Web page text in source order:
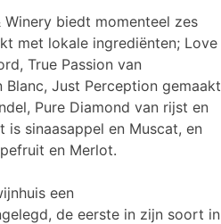
Winery biedt momenteel zes
met lokale ingrediënten; Love
True Passion van
Blanc, Just Perception gemaakt
Pure Diamond van rijst en
is sinaasappel en Muscat, en
en Merlot.
een
de eerste in zijn soort in